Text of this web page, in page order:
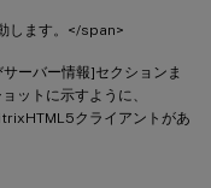
します。</span>
ーバー情報]セクションま
ットに示すように、
クライアントがあ